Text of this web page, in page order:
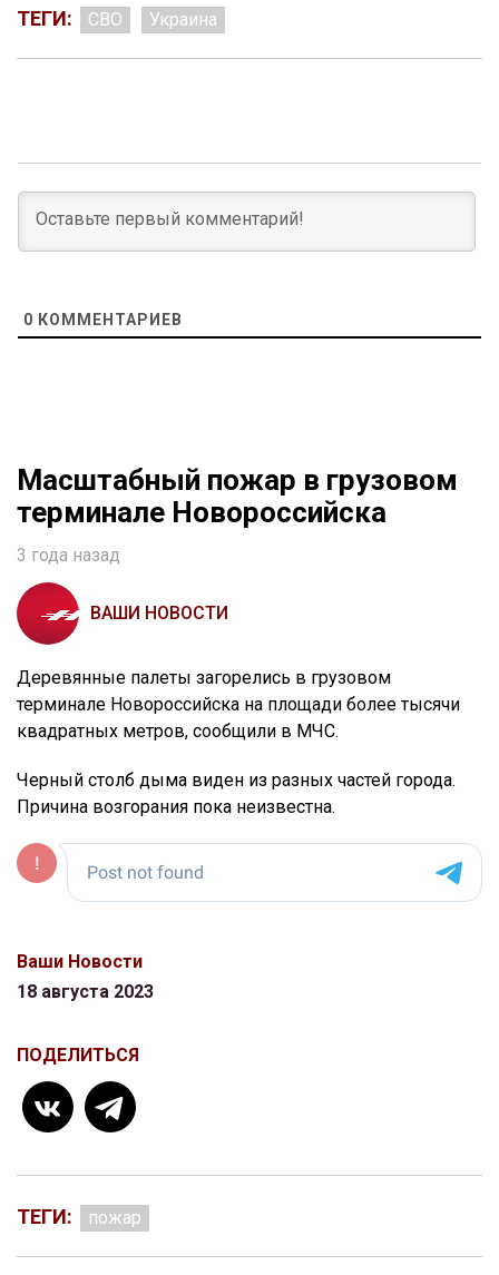
ТЕГИ: СВО Украина
0 КОММЕНТАРИЕВ
Масштабный пожар в грузовом
терминале Новороссийска
3 года назад
ВАШИ НОВОСТИ
Деревянные палеты загорелись в грузовом
терминале Новороссийска на площади более тысячи
квадратных метров, сообщили в МЧС.
Черный столб дыма виден из разных частей города.
Причина возгорания пока неизвестна.
Ваши Новости
18 августа 2023
ПОДЕЛИТЬСЯ
ТЕГИ: пожар